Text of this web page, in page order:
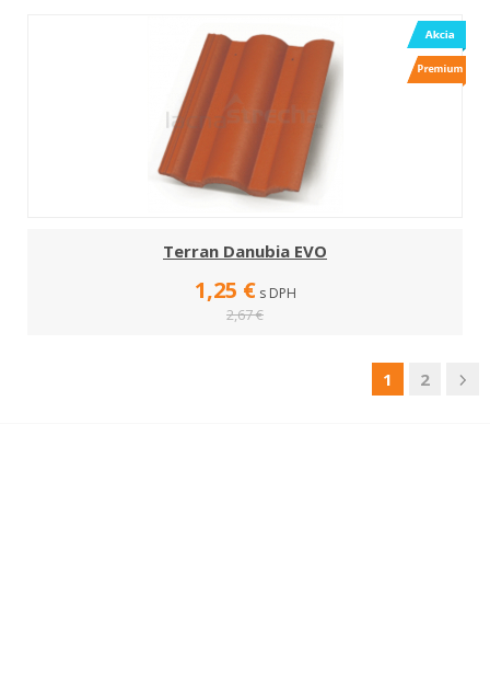
Terran Danubia EVO
1,25 € s DPH
2,67 €
1 2